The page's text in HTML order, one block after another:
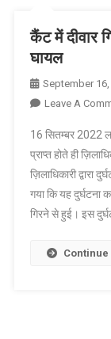
कैंट में दीवार
घायल
September 16,
Leave A
16 सितम्बर 2022
प्राप्त होते ही
ज़िलाधिकारी द्वारा
गया कि यह दुर्घटना
गिरने से हुई। इस
Continue